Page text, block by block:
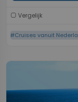
Vergelijk
#Cruises vanuit